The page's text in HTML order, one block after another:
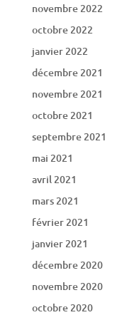
novembre 2022
octobre 2022
janvier 2022
décembre 2021
novembre 2021
octobre 2021
septembre 2021
mai 2021
avril 2021
mars 2021
février 2021
janvier 2021
décembre 2020
novembre 2020
octobre 2020